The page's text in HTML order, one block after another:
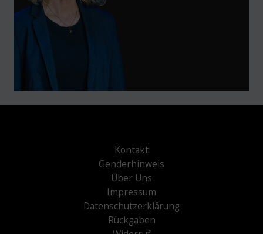
Kontakt
Genderhinweis
Über Uns
Impressum
Datenschutzerklärung
Rückgaben